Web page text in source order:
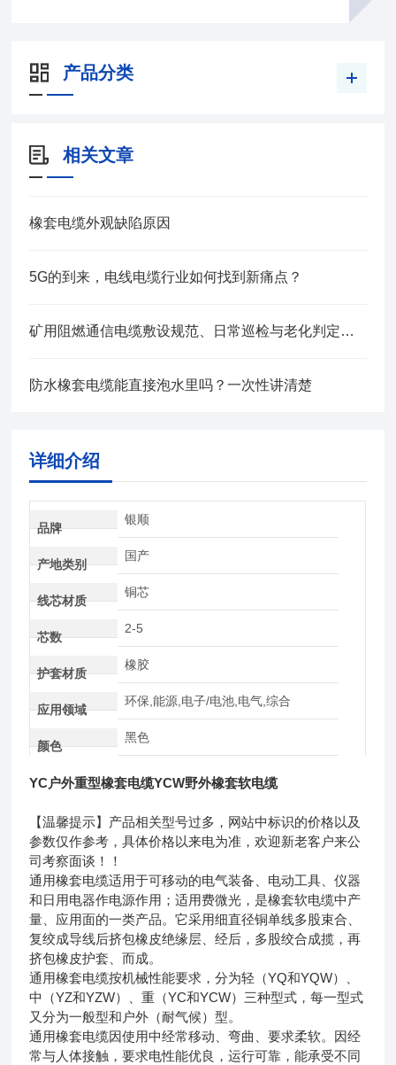
产品分类
相关文章
橡套电缆外观缺陷原因
5G的到来，电线电缆行业如何找到新痛点？
矿用阻燃通信电缆敷设规范、日常巡检与老化判定方法
防水橡套电缆能直接泡水里吗？一次性讲清楚
详细介绍
品牌
银顺
产地类别
国产
线芯材质
铜芯
芯数
2-5
护套材质
橡胶
应用领域
环保,能源,电子/电池,电气,综合
颜色
黑色
YC户外重型橡套电缆YCW野外橡套软电缆
【温馨提示】产品相关型号过多，网站中标识的价格以及
参数仅作参考，具体价格以来电为准，欢迎新老客户来公
司考察面谈！！
通用橡套电缆适用于可移动的电气装备、电动工具、仪器
和日用电器作电源作用；适用费微光，是橡套软电缆中产
量、应用面的一类产品。它采用细直径铜单线多股束合、
复绞成导线后挤包橡皮绝缘层、经后，多股绞合成揽，再
挤包橡皮护套、而成。
通用橡套电缆按机械性能要求，分为轻（YQ和YQW）、
中（YZ和YZW）、重（YC和YCW）三种型式，每一型式
又分为一般型和户外（耐气候）型。
通用橡套电缆因使用中经常移动、弯曲、要求柔软。因经
常与人体接触，要求电性能优良，运行可靠，能承受不同